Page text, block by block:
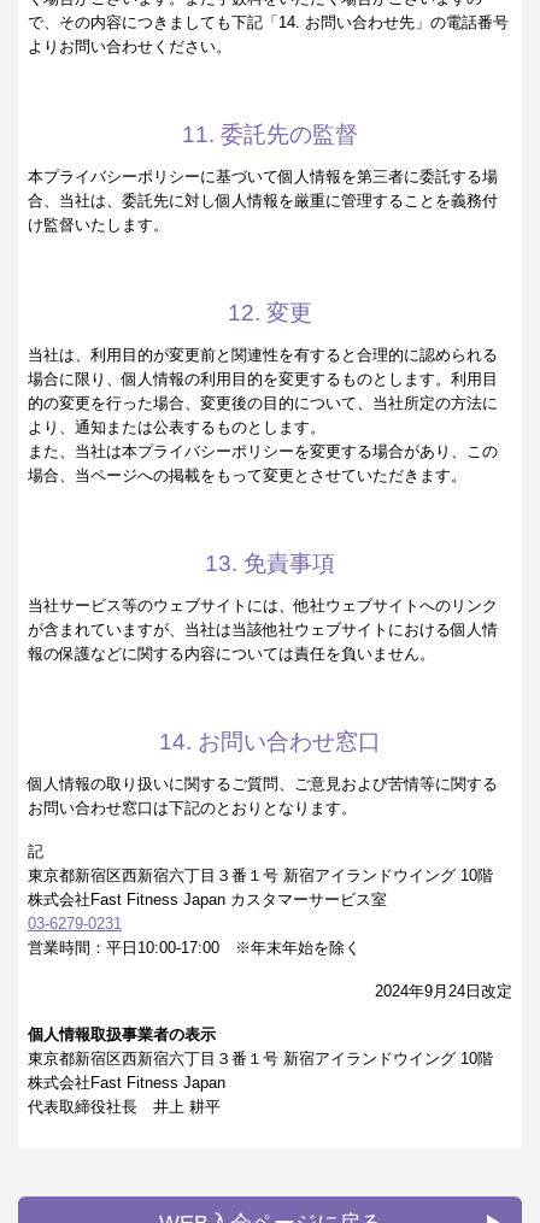
で、その内容につきましても下記「14. お問い合わせ先」の電話番号
よりお問い合わせください。
11. 委託先の監督
本プライバシーポリシーに基づいて個人情報を第三者に委託する場
合、当社は、委託先に対し個人情報を厳重に管理することを義務付
け監督いたします。
12. 変更
当社は、利用目的が変更前と関連性を有すると合理的に認められる
場合に限り、個人情報の利用目的を変更するものとします。利用目
的の変更を行った場合、変更後の目的について、当社所定の方法に
より、通知または公表するものとします。
また、当社は本プライバシーポリシーを変更する場合があり、この
場合、当ページへの掲載をもって変更とさせていただきます。
13. 免責事項
当社サービス等のウェブサイトには、他社ウェブサイトへのリンク
が含まれていますが、当社は当該他社ウェブサイトにおける個人情
報の保護などに関する内容については責任を負いません。
14. お問い合わせ窓口
個人情報の取り扱いに関するご質問、ご意見および苦情等に関する
お問い合わせ窓口は下記のとおりとなります。
記
東京都新宿区西新宿六丁目３番１号 新宿アイランドウイング 10階
株式会社Fast Fitness Japan カスタマーサービス室
03-6279-0231
営業時間：平日10:00-17:00 ※年末年始を除く
2024年9月24日改定
個人情報取扱事業者の表示
東京都新宿区西新宿六丁目３番１号 新宿アイランドウイング 10階
株式会社Fast Fitness Japan
代表取締役社長 井上 耕平